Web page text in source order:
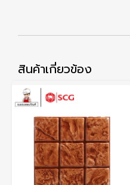
สินค้าเกี่ยวข้อง